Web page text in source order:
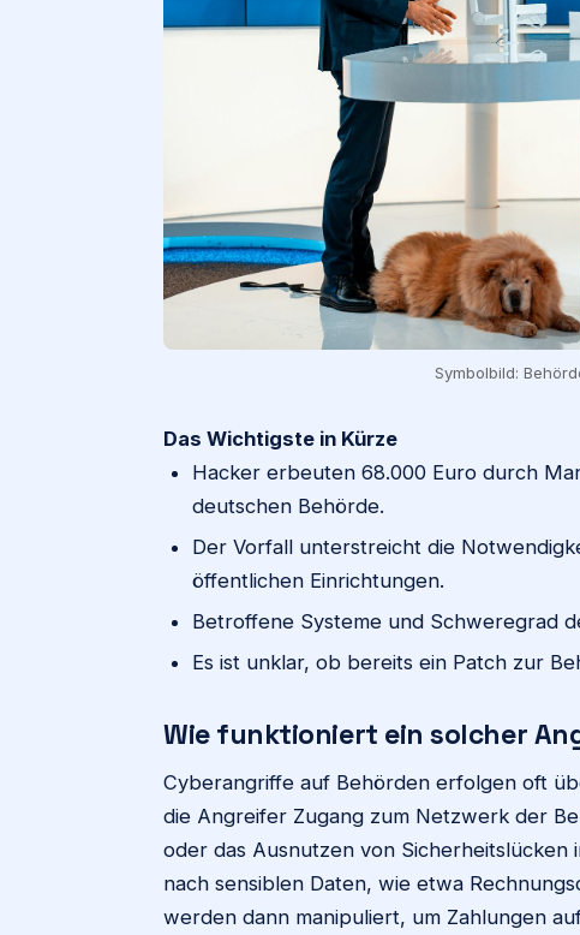
Symbolbild:
Das Wichtigste in Kürze
Hacker erbeuten 68.000 Euro durch
deutschen Behörde.
Der Vorfall unterstreicht die
öffentlichen Einrichtungen.
Betroffene Systeme und Schweregrad
Es ist unklar, ob bereits ein Patch zur
Wie funktioniert ein solcher
Cyberangriffe auf Behörden erfolgen oft
die Angreifer Zugang zum Netzwerk der
oder das Ausnutzen von Sicherheitslücken
nach sensiblen Daten, wie etwa
werden dann manipuliert, um Zahlungen